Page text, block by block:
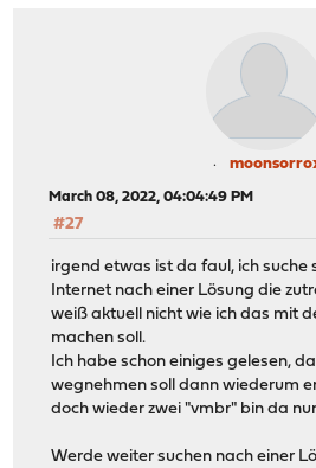
March 08, 2022, 04:04:49 PM
#27
irgend etwas ist da faul, ich suche
Internet nach einer Lösung die
weiß aktuell nicht wie ich das mit
machen soll.
Ich habe schon einiges gelesen,
wegnehmen soll dann wiederum
doch wieder zwei "vmbr" bin da
Werde weiter suchen nach einer